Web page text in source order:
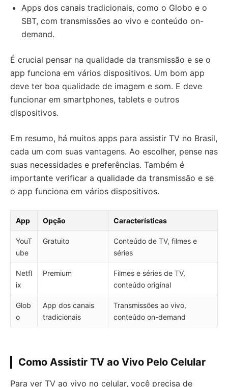
Apps dos canais tradicionais, como o Globo e o
SBT, com transmissões ao vivo e conteúdo on-
demand.
É crucial pensar na qualidade da transmissão e se o
app funciona em vários dispositivos. Um bom app
deve ter boa qualidade de imagem e som. E deve
funcionar em smartphones, tablets e outros
dispositivos.
Em resumo, há muitos apps para assistir TV no Brasil,
cada um com suas vantagens. Ao escolher, pense nas
suas necessidades e preferências. Também é
importante verificar a qualidade da transmissão e se
o app funciona em vários dispositivos.
App Opção Características
YouT
ube
Gratuito
Conteúdo de TV, filmes e
séries
Netfl
ix
Premium
Filmes e séries de TV,
conteúdo original
Glob
o
App dos canais
tradicionais
Transmissões ao vivo,
conteúdo on-demand
Como Assistir TV ao Vivo Pelo Celular
Para ver TV ao vivo no celular, você precisa de